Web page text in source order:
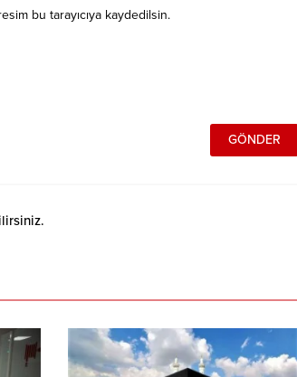
bu tarayıcıya kaydedilsin.